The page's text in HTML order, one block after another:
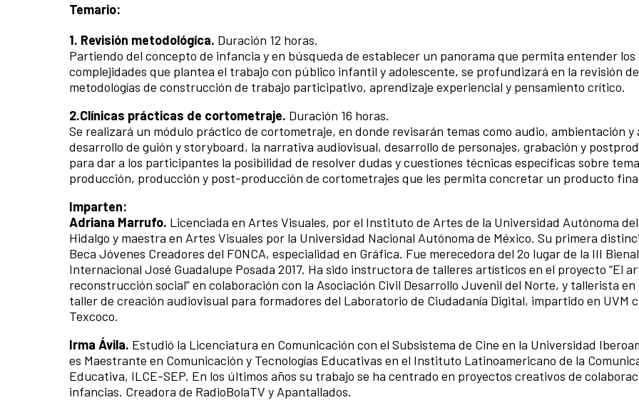
Temario:
1. Revisión metodológíca. Duración 12 horas.
Partiendo del concepto de infancia y en búsqueda de establecer un panorama que permita entender los
complejidades que plantea el trabajo con público infantil y adolescente, se profundizará en la revisión de
metodologías de construcción de trabajo participativo, aprendizaje experiencial y pensamiento crítico.
2.Clínicas prácticas de cortometraje. Duración 16 horas.
Se realizará un módulo práctico de cortometraje, en donde revisarán temas como audio, ambientación y
desarrollo de guión y storyboard, la narrativa audiovisual, desarrollo de personajes, grabación y
para dar a los participantes la posibilidad de resolver dudas y cuestiones técnicas específicas sobre
producción, producción y post-producción de cortometrajes que les permita concretar un producto
Imparten:
Adriana Marrufo. Licenciada en Artes Visuales, por el Instituto de Artes de la Universidad Autónoma
Hidalgo y maestra en Artes Visuales por la Universidad Nacional Autónoma de México. Su primera
Beca Jóvenes Creadores del FONCA, especialidad en Gráfica. Fue merecedora del 2o lugar de la III Bienal
Internacional José Guadalupe Posada 2017. Ha sido instructora de talleres artísticos en el proyecto “El
reconstrucción social” en colaboración con la Asociación Civil Desarrollo Juvenil del Norte, y tallerista en
taller de creación audiovisual para formadores del Laboratorio de Ciudadanía Digital, impartido en UVM
Texcoco.
Irma Ávila. Estudió la Licenciatura en Comunicación con el Subsistema de Cine en la Universidad
es Maestrante en Comunicación y Tecnologías Educativas en el Instituto Latinoamericano de la
Educativa, ILCE-SEP. En los últimos años su trabajo se ha centrado en proyectos creativos de
infancias. Creadora de RadioBolaTV y Apantallados.